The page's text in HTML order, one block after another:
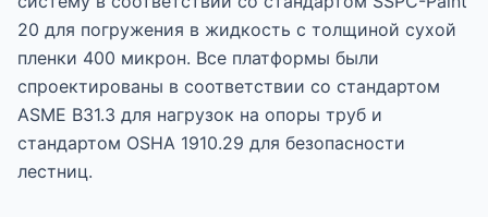
20 для погружения в жидкость с толщиной сухой
пленки 400 микрон. Все платформы были
спроектированы в соответствии со стандартом
ASME B31.3 для нагрузок на опоры труб и
стандартом OSHA 1910.29 для безопасности
лестниц.